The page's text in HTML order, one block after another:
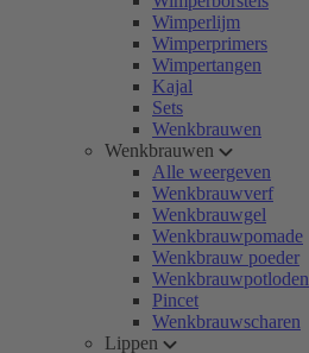
Wimperlijm
Wimperprimers
Wimpertangen
Kajal
Sets
Wenkbrauwen
Wenkbrauwen
Alle weergeven
Wenkbrauwverf
Wenkbrauwgel
Wenkbrauwpomade
Wenkbrauw poeder
Wenkbrauwpotloden
Pincet
Wenkbrauwscharen
Lippen